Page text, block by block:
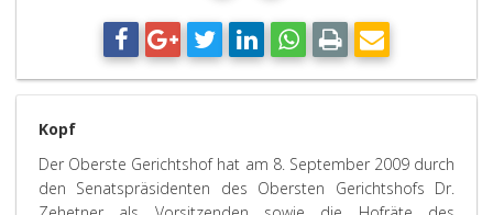
Kopf
Der Oberste Gerichtshof hat am 8. September 2009 durch
den Senatspräsidenten des Obersten Gerichtshofs Dr.